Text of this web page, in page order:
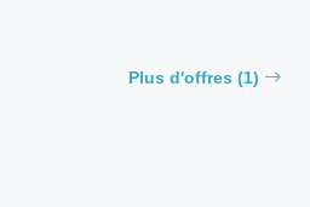
Plus d'offres (1)